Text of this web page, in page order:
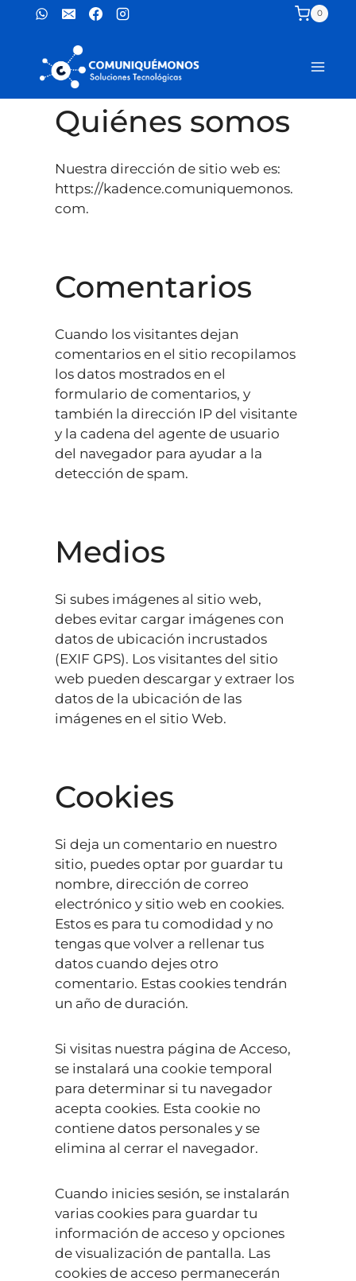
Saltar
0
Quiénes somos
Nuestra dirección de sitio web es:
https://kadence.comuniquemonos.
com.
Comentarios
Cuando los visitantes dejan
comentarios en el sitio recopilamos
los datos mostrados en el
formulario de comentarios, y
también la dirección IP del visitante
y la cadena del agente de usuario
del navegador para ayudar a la
detección de spam.
Medios
Si subes imágenes al sitio web,
debes evitar cargar imágenes con
datos de ubicación incrustados
(EXIF GPS). Los visitantes del sitio
web pueden descargar y extraer los
datos de la ubicación de las
imágenes en el sitio Web.
Cookies
Si deja un comentario en nuestro
sitio, puedes optar por guardar tu
nombre, dirección de correo
electrónico y sitio web en cookies.
Estos es para tu comodidad y no
tengas que volver a rellenar tus
datos cuando dejes otro
comentario. Estas cookies tendrán
un año de duración.
Si visitas nuestra página de Acceso,
se instalará una cookie temporal
para determinar si tu navegador
acepta cookies. Esta cookie no
contiene datos personales y se
elimina al cerrar el navegador.
Cuando inicies sesión, se instalarán
varias cookies para guardar tu
información de acceso y opciones
de visualización de pantalla. Las
cookies de acceso permanecerán